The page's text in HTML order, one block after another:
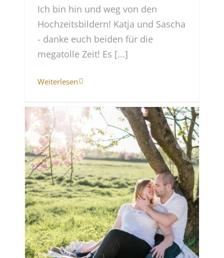
Ich bin hin und weg von den
Hochzeitsbildern! Katja und Sascha
- danke euch beiden für die
megatolle Zeit! Es [...]
Weiterlesen